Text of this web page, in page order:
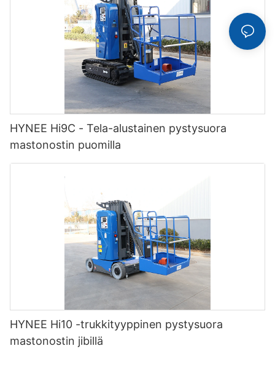
HYNEE Hi9C - Tela-alustainen pystysuora
mastonostin puomilla
HYNEE Hi10 -trukkityyppinen pystysuora
mastonostin jibillä